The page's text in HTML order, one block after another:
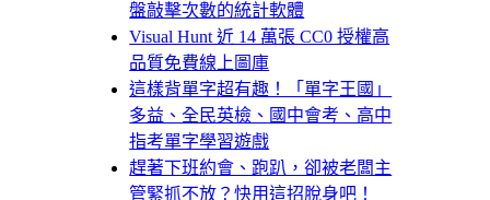
盤敲擊次數的統計軟體
Visual Hunt 近 14 萬張 CC0 授權高
品質免費線上圖庫
這樣背單字超有趣！「單字王國」
多益、全民英檢、國中會考、高中
指考單字學習遊戲
趕著下班約會、跑趴，卻被老闆主
管緊抓不放？快用這招脫身吧！